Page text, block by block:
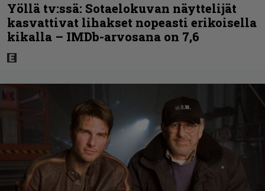
Yöllä tv:ssä: Sotaelokuvan näyttelijät
kasvattivat lihakset nopeasti erikoisella
kikalla – IMDb-arvosana on 7,6